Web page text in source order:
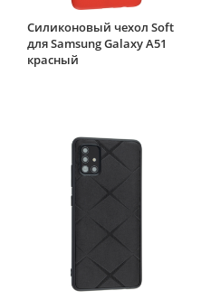
Силиконовый чехол Soft
для Samsung Galaxy A51
красный